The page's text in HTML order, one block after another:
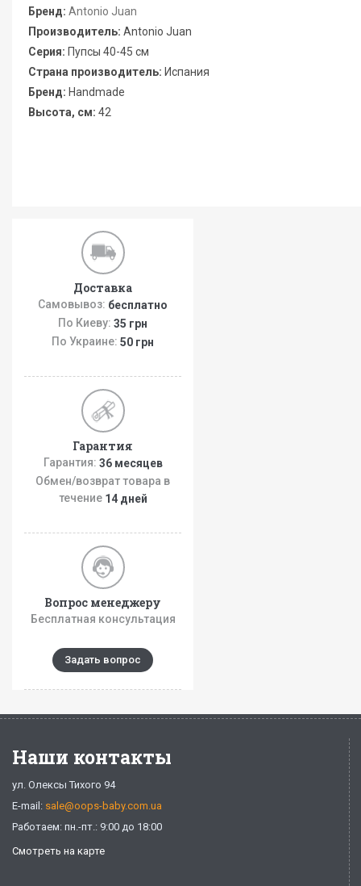
Бренд: Antonio Juan
Производитель: Antonio Juan
Серия: Пупсы 40-45 см
Страна производитель: Испания
Бренд: Handmade
Высота, см: 42
Доставка
Самовывоз: бесплатно
По Киеву: 35 грн
По Украине: 50 грн
Гарантия
Гарантия: 36 месяцев
Обмен/возврат товара в
течение 14 дней
Вопрос менеджеру
Бесплатная консультация
Задать вопрос
Наши контакты
ул. Олексы Тихого 94
E-mail: sale@oops-baby.com.ua
Работаем: пн.-пт.: 9:00 до 18:00
Смотреть на карте